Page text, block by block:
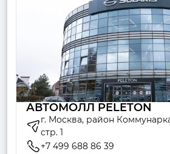
АВТОМОЛЛ PELETON
г. Москва, район
стр. 1
+7 499 688 86 39